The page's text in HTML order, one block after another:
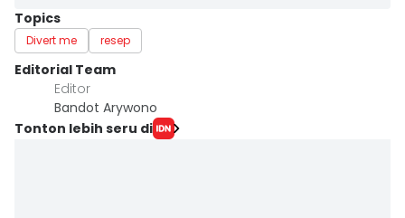
Topics
Divert me resep
Editorial Team
Editor
Bandot Arywono
Tonton lebih seru di